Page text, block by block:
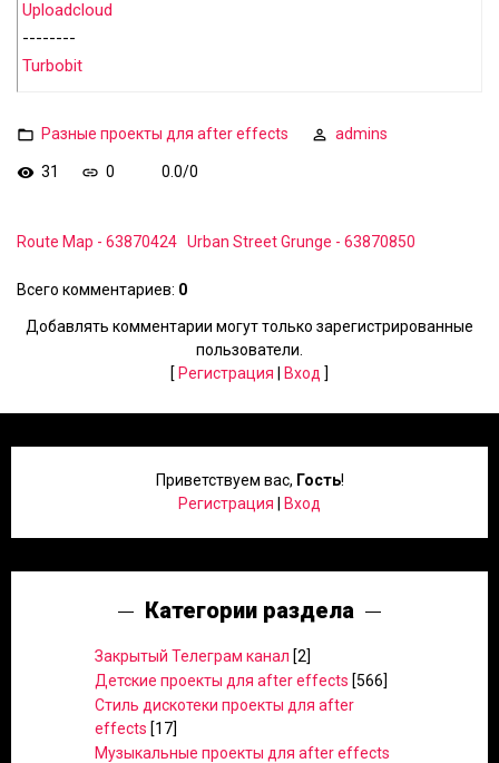
Uploadcloud
--------
Turbobit
Разные проекты для after effects admins
31 0 0.0/0
Route Map - 63870424 Urban Street Grunge - 63870850
Всего комментариев: 0
Добавлять комментарии могут только зарегистрированные
пользователи.
[ Регистрация Вход ]
Приветствуем вас, Гость!
Регистрация
Вход
Категории раздела
Закрытый Телеграм канал [2]
Детские проекты для after effects [566]
Стиль дискотеки проекты для after
effects [17]
Музыкальные проекты для after effects